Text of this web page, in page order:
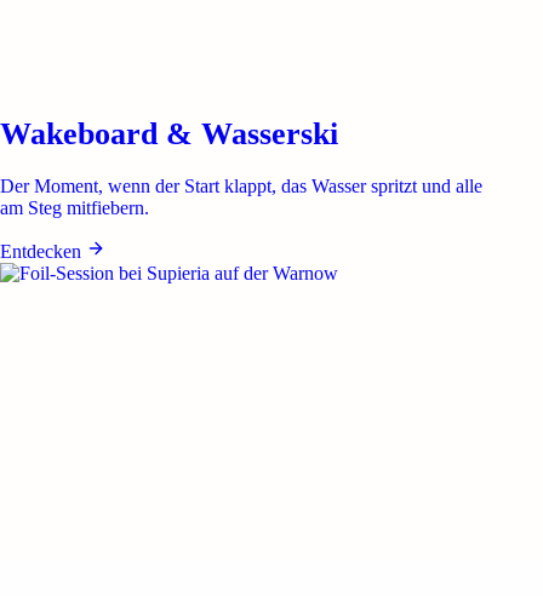
Wakeboard & Wasserski
Der Moment, wenn der Start klappt, das Wasser spritzt und alle
am Steg mitfiebern.
Entdecken